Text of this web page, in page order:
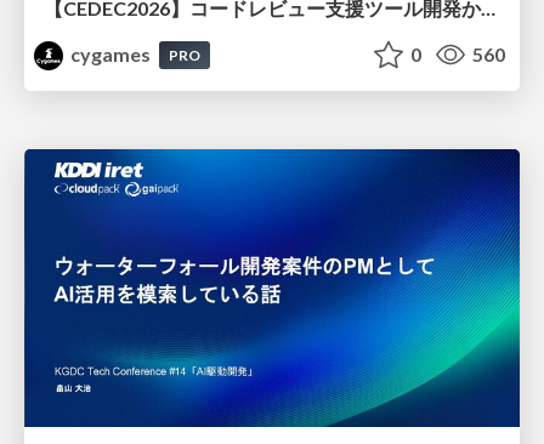
【CEDEC2026】コードレビュー支援ツール開発から学ぶ：LLMを用いた業務システムの実践的な運用設計と誤出力対策
cygames
PRO 0 560